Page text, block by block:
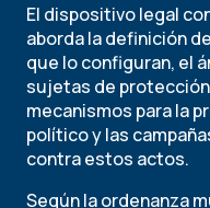
El dispositivo legal
aborda la definición
que lo configuran, el
sujetas de
mecanismos para la
político y las
contra estos actos.
Según la ordenanza